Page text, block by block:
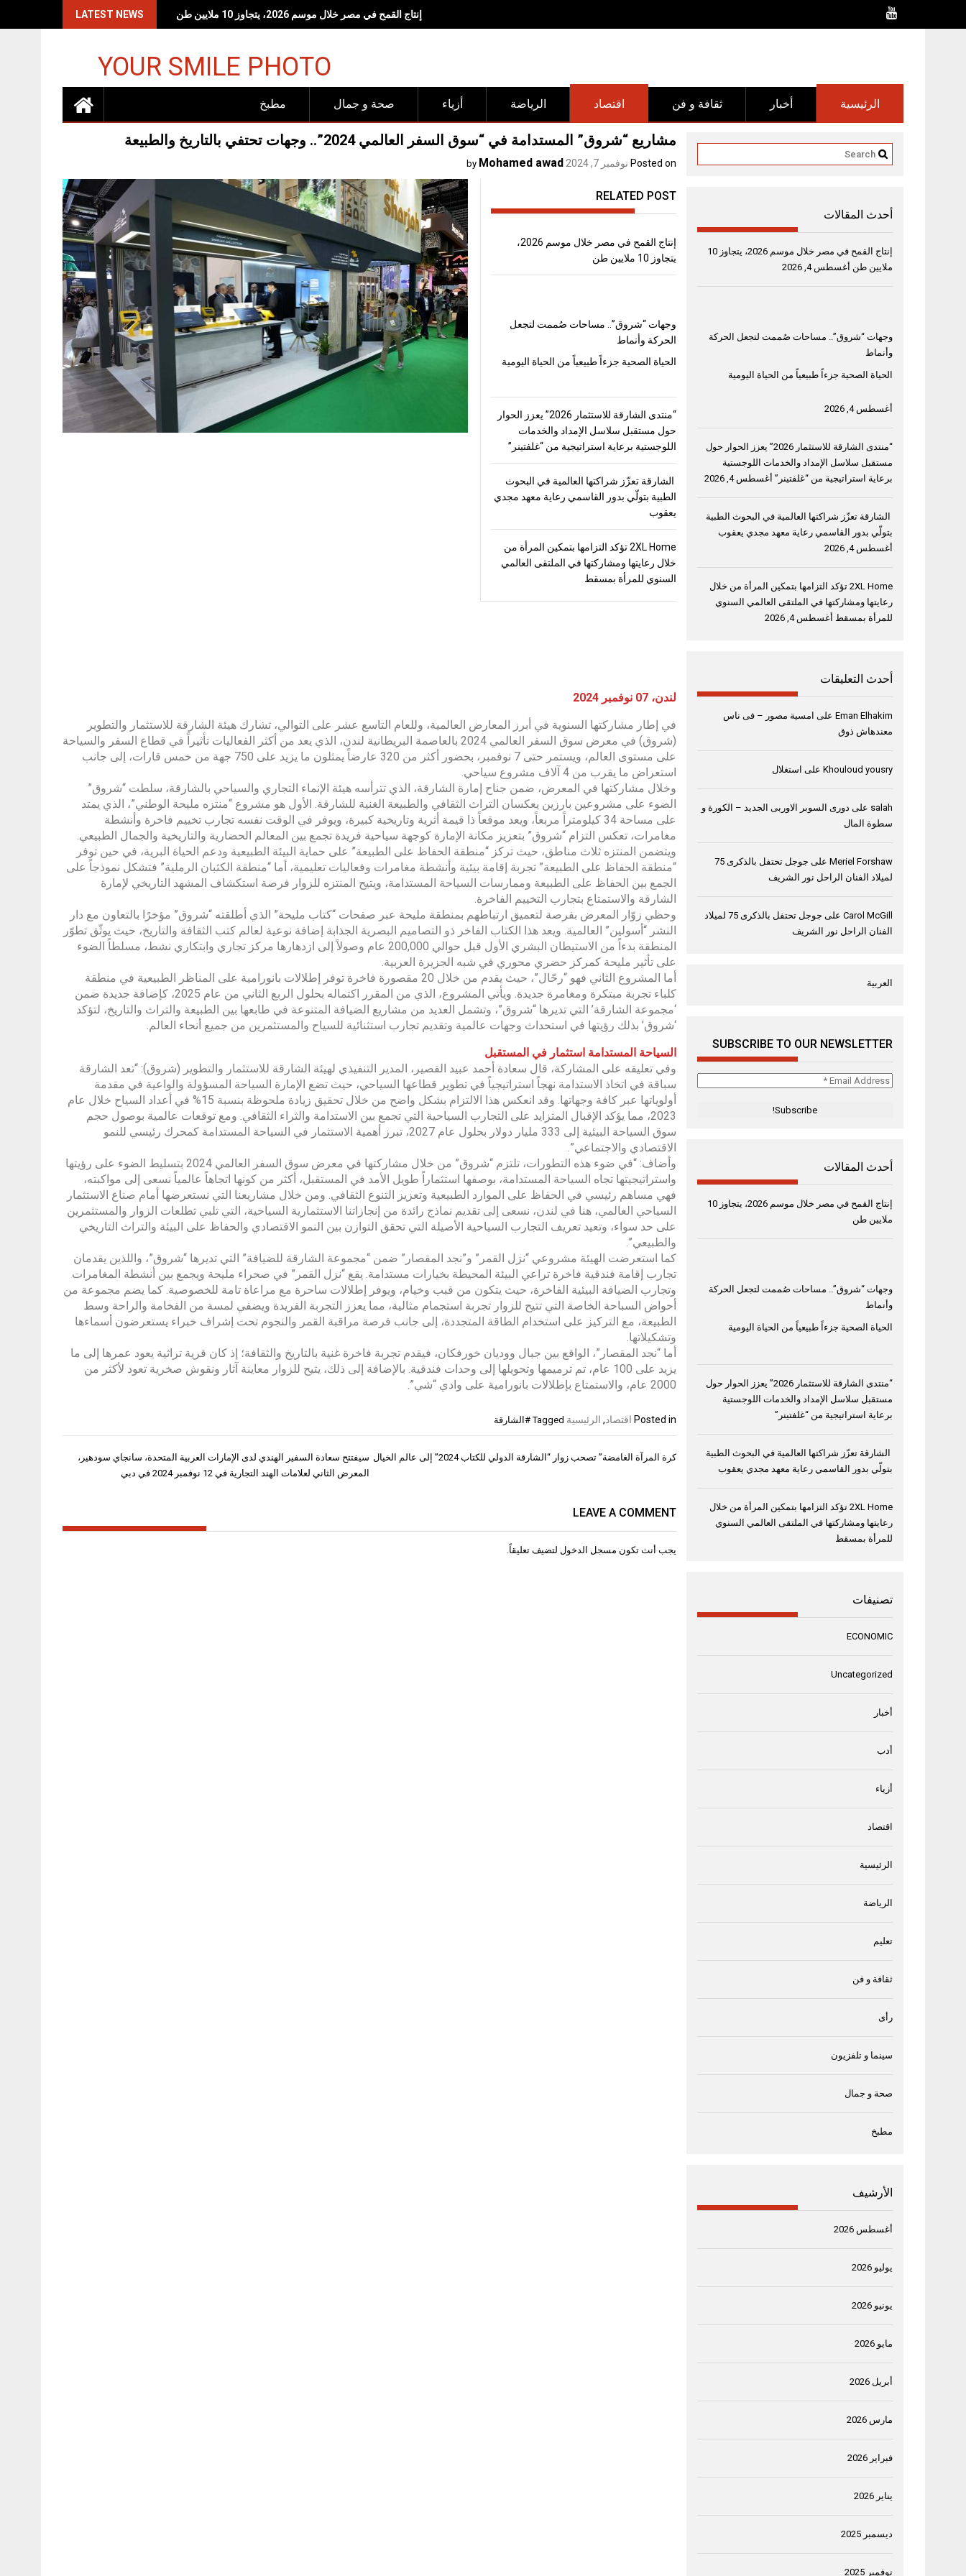
LATEST NEWS <br><br>وجهات "شروق".. مساحات صُممت لتجعل الحركة وأنماط<br>الحياة الصحية جزءاً طبيعياً من الحياة اليومية<span lang="EN" dir="LTR" style="font-size:17.0pt;line-height:150%"></span><br><br>
YOUR SMILE PHOTO
مطبخ صحة و جمال أزياء الرياضة اقتصاد ثقافة و فن أخبار الرئيسية
مشاريع “شروق” المستدامة في “سوق السفر العالمي 2024”.. وجهات تحتفي بالتاريخ والطبيعة
Posted on نوفمبر 7, 2024 by
Mohamed awad
RELATED POST
إنتاج القمح في مصر خلال موسم 2026،
يتجاوز 10 ملايين طن
وجهات “شروق”.. مساحات صُممت لتجعل
الحركة وأنماط
الحياة الصحية جزءاً طبيعياً من الحياة اليومية
“منتدى الشارقة للاستثمار 2026” يعزز الحوار
حول مستقبل سلاسل الإمداد والخدمات
اللوجستية برعاية استراتيجية من “غلفتينر”
الشارقة تعزّز شراكتها العالمية في البحوث
الطبية بتولّي بدور القاسمي رعاية معهد مجدي
يعقوب
2XL Home تؤكد التزامها بتمكين المرأة من
خلال رعايتها ومشاركتها في الملتقى العالمي
السنوي للمرأة بمسقط
لندن، 07 نوفمبر 2024
في إطار مشاركتها السنوية في أبرز المعارض العالمية، وللعام التاسع عشر على التوالي، تشارك هيئة الشارقة للاستثمار والتطوير
(شروق) في معرض سوق السفر العالمي 2024 بالعاصمة البريطانية لندن، الذي يعد من أكثر الفعاليات تأثيراً في قطاع السفر والسياحة
على مستوى العالم، ويستمر حتى 7 نوفمبر، بحضور أكثر من 320 عارضاً يمثلون ما يزيد على 750 جهة من خمس قارات، إلى جانب
استعراض ما يقرب من 4 آلاف مشروع سياحي.
وخلال مشاركتها في المعرض، ضمن جناح إمارة الشارقة، الذي تترأسه هيئة الإنماء التجاري والسياحي بالشارقة، سلطت “شروق”
الضوء على مشروعين بارزين يعكسان التراث الثقافي والطبيعة الغنية للشارقة. الأول هو مشروع “منتزه مليحة الوطني”، الذي يمتد
على مساحة 34 كيلومتراً مربعاً، ويعد موقعاً ذا قيمة أثرية وتاريخية كبيرة، ويوفر في الوقت نفسه تجارب تخييم فاخرة وأنشطة
مغامرات، تعكس التزام “شروق” بتعزيز مكانة الإمارة كوجهة سياحية فريدة تجمع بين المعالم الحضارية والتاريخية والجمال الطبيعي.
ويتضمن المنتزه ثلاث مناطق، حيث تركز “منطقة الحفاظ على الطبيعة” على حماية البيئة الطبيعية ودعم الحياة البرية، في حين توفر
“منطقة الحفاظ على الطبيعة” تجربة إقامة بيئية وأنشطة مغامرات وفعاليات تعليمية، أما “منطقة الكثبان الرملية” فتشكل نموذجاً على
الجمع بين الحفاظ على الطبيعة وممارسات السياحة المستدامة، ويتيح المنتزه للزوار فرصة استكشاف المشهد التاريخي لإمارة
الشارقة والاستمتاع بتجارب التخييم الفاخرة.
وحظي زوّار المعرض بفرصة لتعميق ارتباطهم بمنطقة مليحة عبر صفحات “كتاب مليحة” الذي أطلقته “شروق” مؤخرًا بالتعاون مع دار
النشر “أسولين” العالمية. ويعد هذا الكتاب الفاخر ذو التصاميم البصرية الجذابة إضافة نوعية لعالم كتب الثقافة والتاريخ، حيث يوثّق تطوّر
المنطقة بدءاً من الاستيطان البشري الأول قبل حوالي 200,000 عام وصولاً إلى ازدهارها مركز تجاري وابتكاري نشط، مسلطاً الضوء
على تأثير مليحة كمركز حضري محوري في شبه الجزيرة العربية.
أما المشروع الثاني فهو “رحّال”، حيث يقدم من خلال 20 مقصورة فاخرة توفر إطلالات بانورامية على المناظر الطبيعية في منطقة
كلباء تجربة مبتكرة ومغامرة جديدة. ويأتي المشروع، الذي من المقرر اكتماله بحلول الربع الثاني من عام 2025، كإضافة جديدة ضمن
‘مجموعة الشارقة’ التي تديرها “شروق”، وتشمل العديد من مشاريع الضيافة المتنوعة في طابعها بين الطبيعة والتراث والتاريخ، لتؤكد
‘شروق’ بذلك رؤيتها في استحداث وجهات عالمية وتقديم تجارب استثنائية للسياح والمستثمرين من جميع أنحاء العالم.
السياحة المستدامة استثمار في المستقبل
وفي تعليقه على المشاركة، قال سعادة أحمد عبيد القصير، المدير التنفيذي لهيئة الشارقة للاستثمار والتطوير (شروق): “تعد الشارقة
سباقة في اتخاذ الاستدامة نهجاً استراتيجياً في تطوير قطاعها السياحي، حيث تضع الإمارة السياحة المسؤولة والواعية في مقدمة
أولوياتها عبر كافة وجهاتها. وقد انعكس هذا الالتزام بشكل واضح من خلال تحقيق زيادة ملحوظة بنسبة 15% في أعداد السياح خلال عام
2023، مما يؤكد الإقبال المتزايد على التجارب السياحية التي تجمع بين الاستدامة والثراء الثقافي. ومع توقعات عالمية بوصول حجم
سوق السياحة البيئية إلى 333 مليار دولار بحلول عام 2027، تبرز أهمية الاستثمار في السياحة المستدامة كمحرك رئيسي للنمو
الاقتصادي والاجتماعي”.
وأضاف: “في ضوء هذه التطورات، تلتزم “شروق” من خلال مشاركتها في معرض سوق السفر العالمي 2024 بتسليط الضوء على رؤيتها
واستراتيجيتها تجاه السياحة المستدامة، بوصفها استثماراً طويل الأمد في المستقبل، أكثر من كونها اتجاهاً عالمياً نسعى إلى مواكبته،
فهي مساهم رئيسي في الحفاظ على الموارد الطبيعية وتعزيز التنوع الثقافي. ومن خلال مشاريعنا التي نستعرضها أمام صناع الاستثمار
السياحي العالمي، هنا في لندن، نسعى إلى تقديم نماذج رائدة من إنجازاتنا الاستثمارية السياحية، التي تلبي تطلعات الزوار والمستثمرين
على حد سواء، وتعيد تعريف التجارب السياحية الأصيلة التي تحقق التوازن بين النمو الاقتصادي والحفاظ على البيئة والتراث التاريخي
والطبيعي”.
كما استعرضت الهيئة مشروعي “نزل القمر” و”نجد المقصار” ضمن “مجموعة الشارقة للضيافة” التي تديرها “شروق”، واللذين يقدمان
تجارب إقامة فندقية فاخرة تراعي البيئة المحيطة بخيارات مستدامة. يقع “نزل القمر” في صحراء مليحة ويجمع بين أنشطة المغامرات
وتجارب الضيافة البيئية الفاخرة، حيث يتكون من قبب وخيام، ويوفر إطلالات ساحرة مع مراعاة تامة للخصوصية. كما يضم مجموعة من
أحواض السباحة الخاصة التي تتيح للزوار تجربة استجمام مثالية، مما يعزز التجربة الفريدة ويضفي لمسة من الفخامة والراحة وسط
الطبيعة، مع التركيز على استخدام الطاقة المتجددة، إلى جانب فرصة مراقبة القمر والنجوم تحت إشراف خبراء يستعرضون أسماءها
وتشكيلاتها.
أما “نجد المقصار”، الواقع بين جبال ووديان خورفكان، فيقدم تجربة فاخرة غنية بالتاريخ والثقافة؛ إذ كان قرية تراثية يعود عمرها إلى ما
يزيد على 100 عام، تم ترميمها وتحويلها إلى وحدات فندقية. بالإضافة إلى ذلك، يتيح للزوار معاينة آثار ونقوش صخرية تعود لأكثر من
2000 عام، والاستمتاع بإطلالات بانورامية على وادي “شي”.
Posted in اقتصاد, الرئيسية Tagged #الشارقة
تصفّح
سيفتتح سعادة السفير الهندي لدى الإمارات العربية المتحدة، سانجاي سودهير،
المعرض الثاني لعلامات الهند التجارية في 12 نوفمبر 2024 في دبي
كرة المرآة الغامضة” تصحب زوار “الشارقة الدولي للكتاب 2024” إلى عالم الخيال
LEAVE A COMMENT
يجب أنت تكون مسجل الدخول لتضيف تعليقاً.
أحدث المقالات
إنتاج القمح في مصر خلال موسم 2026، يتجاوز 10
ملايين طن أغسطس 4, 2026
وجهات “شروق”.. مساحات صُممت لتجعل الحركة
وأنماط
الحياة الصحية جزءاً طبيعياً من الحياة اليومية
أغسطس 4, 2026
“منتدى الشارقة للاستثمار 2026” يعزز الحوار حول
مستقبل سلاسل الإمداد والخدمات اللوجستية
برعاية استراتيجية من “غلفتينر” أغسطس 4, 2026
الشارقة تعزّز شراكتها العالمية في البحوث الطبية
بتولّي بدور القاسمي رعاية معهد مجدي يعقوب
أغسطس 4, 2026
2XL Home تؤكد التزامها بتمكين المرأة من خلال
رعايتها ومشاركتها في الملتقى العالمي السنوي
للمرأة بمسقط أغسطس 4, 2026
أحدث التعليقات
Eman Elhakim على امسية مصور – فى ناس
معندهاش ذوق
Khouloud yousry على استغلال
salah على دورى السوبر الاوربى الجديد – الكورة و
سطوة المال
Meriel Forshaw على
جوجل تحتفل بالذكرى 75
لميلاد الفنان الراحل نور الشريف
Carol McGill على
جوجل تحتفل بالذكرى 75 لميلاد
الفنان الراحل نور الشريف
العربية
SUBSCRIBE TO OUR NEWSLETTER
Email
أحدث المقالات
إنتاج القمح في مصر خلال موسم 2026، يتجاوز 10
ملايين طن
وجهات “شروق”.. مساحات صُممت لتجعل الحركة
وأنماط
الحياة الصحية جزءاً طبيعياً من الحياة اليومية
“منتدى الشارقة للاستثمار 2026” يعزز الحوار حول
مستقبل سلاسل الإمداد والخدمات اللوجستية
برعاية استراتيجية من “غلفتينر”
الشارقة تعزّز شراكتها العالمية في البحوث الطبية
بتولّي بدور القاسمي رعاية معهد مجدي يعقوب
2XL Home تؤكد التزامها بتمكين المرأة من خلال
رعايتها ومشاركتها في الملتقى العالمي السنوي
للمرأة بمسقط
تصنيفات
ECONOMIC
Uncategorized
أخبار
أدب
أزياء
اقتصاد
الرئيسية
الرياضة
تعليم
ثقافة و فن
رأى
سينما و تلفزيون
صحة و جمال
مطبخ
الأرشيف
أغسطس 2026
يوليو 2026
يونيو 2026
مايو 2026
أبريل 2026
مارس 2026
فبراير 2026
يناير 2026
ديسمبر 2025
نوفمبر 2025